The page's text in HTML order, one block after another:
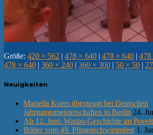
Größe: 420 × 562 | 478 × 640 | 478 × 640 | 478
478 × 640 | 360 × 240 | 360 × 300 | 50 × 50 |
Neuigkeiten
Mariella Koers überzeugt bei Deutschen
Jahrgangsmeisterschaften in Berlin 24.
Ab 12. Juni: Waspo-Geschichte im
Bilder vom 49. Pfingstschwimmfest 1.